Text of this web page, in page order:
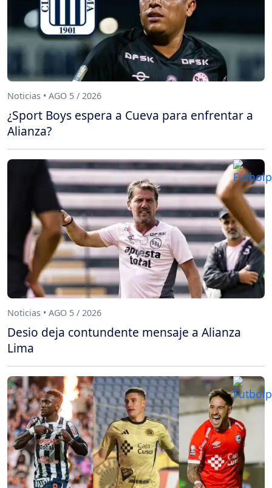
Noticias • AGO 5 / 2026
¿Sport Boys espera a Cueva para enfrentar a
Alianza?
Noticias • AGO 5 / 2026
Desio deja contundente mensaje a Alianza
Lima